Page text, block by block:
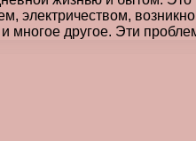
электричеством,
другое. Эти